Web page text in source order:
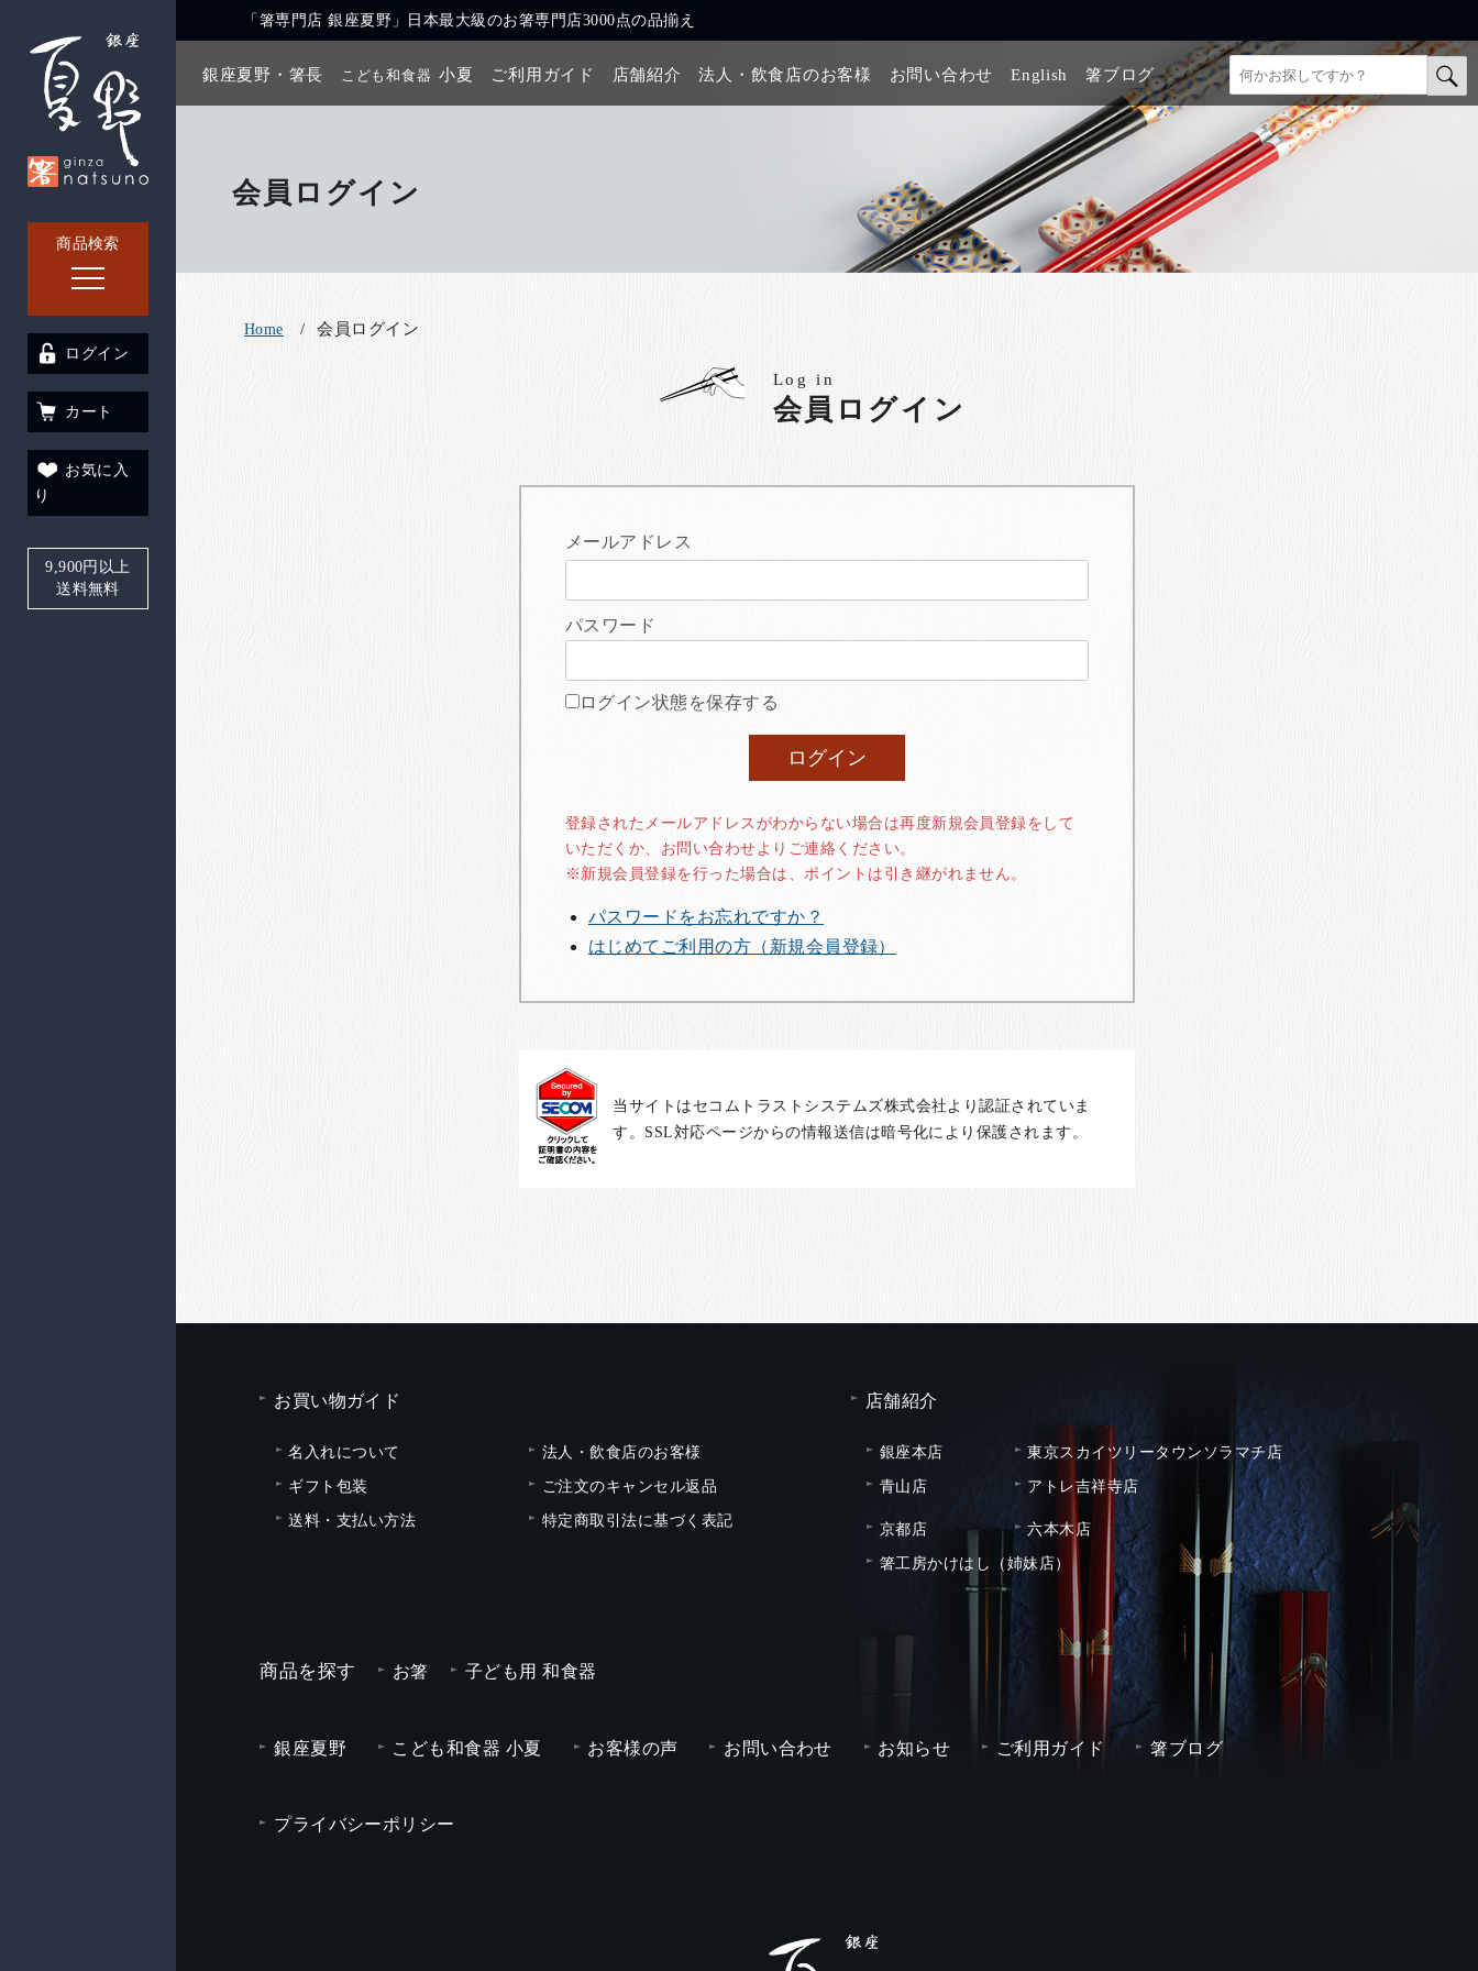
商品検索
「箸専門店 銀座夏野」日本最大級のお箸専門店3000点の品揃え
銀座夏野・箸長 こども和食器 小夏 ご利用ガイド 店舗紹介 法人・飲食店のお客様 お問い合わせ English 箸ブログ
ログイン
カート
お気に入
り
9,900円以上
送料無料
会員ログイン
Home 会員ログイン
Log in
会員ログイン
メールアドレス
パスワード
ログイン状態を保存する
登録されたメールアドレスがわからない場合は再度新規会員登録をして
いただくか、お問い合わせよりご連絡ください。
※新規会員登録を行った場合は、ポイントは引き継がれません。
パスワードをお忘れですか？
はじめてご利用の方（新規会員登録）
当サイトはセコムトラストシステムズ株式会社より認証されていま
す。SSL対応ページからの情報送信は暗号化により保護されます。
お買い物ガイド
名入れについて
法人・飲食店のお客様
ギフト包装
ご注文のキャンセル返品
送料・支払い方法
特定商取引法に基づく表記
店舗紹介
銀座本店
東京スカイツリータウンソラマチ店
青山店
アトレ吉祥寺店
京都店
六本木店
箸工房かけはし（姉妹店）
商品を探す お箸 子ども用 和食器
銀座夏野 こども和食器 小夏 お客様の声 お問い合わせ お知らせ ご利用ガイド 箸ブログ
プライバシーポリシー